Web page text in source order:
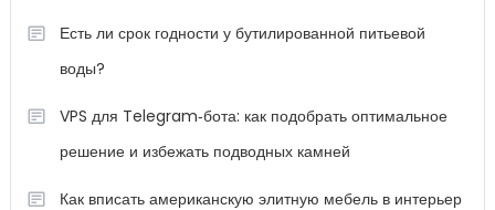
Есть ли срок годности у бутилированной питьевой
воды?
VPS для Telegram‑бота: как подобрать оптимальное
решение и избежать подводных камней
Как вписать американскую элитную мебель в интерьер